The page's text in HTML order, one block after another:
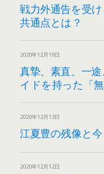
戦力外通告を受
共通点とは？
2020年12月19日
真摯、素直、一
イドを持った「無
2020年12月13日
江夏豊の残像と今
2020年12月12日